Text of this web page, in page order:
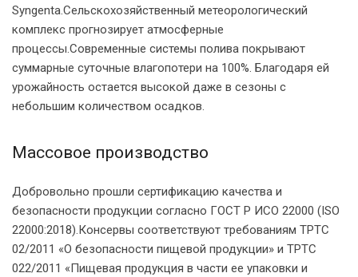
Syngenta.Сельскохозяйственный метеорологический
комплекс прогнозирует атмосферные
процессы.Современные системы полива покрывают
суммарные суточные влагопотери на 100%. Благодаря ей
урожайность остается высокой даже в сезоны с
небольшим количеством осадков.
Массовое производство
Добровольно прошли сертификацию качества и
безопасности продукции согласно ГОСТ P ИСО 22000 (ISO
22000:2018).Консервы соответствуют требованиям ТРТС
02/2011 «О безопасности пищевой продукции» и ТРТС
022/2011 «Пищевая продукция в части ее упаковки и